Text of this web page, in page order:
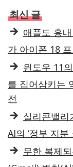
최신 글
애플도 흉
가 아이폰 18
윈도우 11
를 집어삼키는
전
실리콘밸리
AI의 ‘정부 지
무한 복제